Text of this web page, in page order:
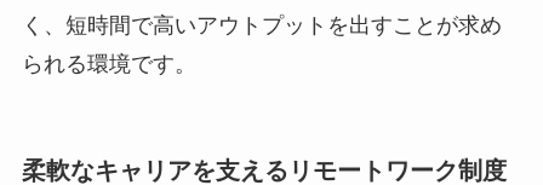
く、短時間で高いアウトプットを出すことが求め
られる環境です。
柔軟なキャリアを支えるリモートワーク制度